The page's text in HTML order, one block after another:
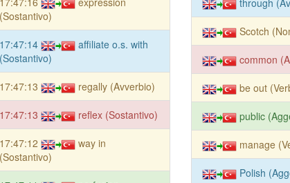
(Sostantivo)
17:47:14
affiliate o.s. with
(Sostantivo)
17:47:13 regally (Avverbio)
17:47:13 reflex (Sostantivo)
17:47:12
way in
(Sostantivo)
through
Scotch
common
be out
public
manage
Polish